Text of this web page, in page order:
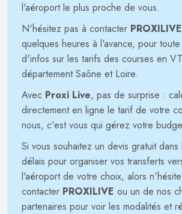
l'aéroport le plus proche de vous.
N'hésitez pas à contacter PROXILIVE
quelques heures à l'avance, pour
d'infos sur les tarifs des courses en
département Saône et Loire.
Avec Proxi Live, pas de surprise :
directement en ligne le tarif de votre
nous, c'est vous qui gérez votre
Si vous souhaitez un devis gratuit
délais pour organiser vos transferts
l'aéroport de votre choix, alors
contacter PROXILIVE ou un de nos
partenaires pour voir les modalités et